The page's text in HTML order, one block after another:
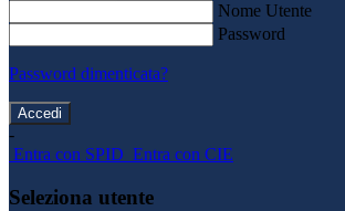
Nome Utente
Password
Password dimenticata?
-
Entra con SPID Entra con CIE
Seleziona utente